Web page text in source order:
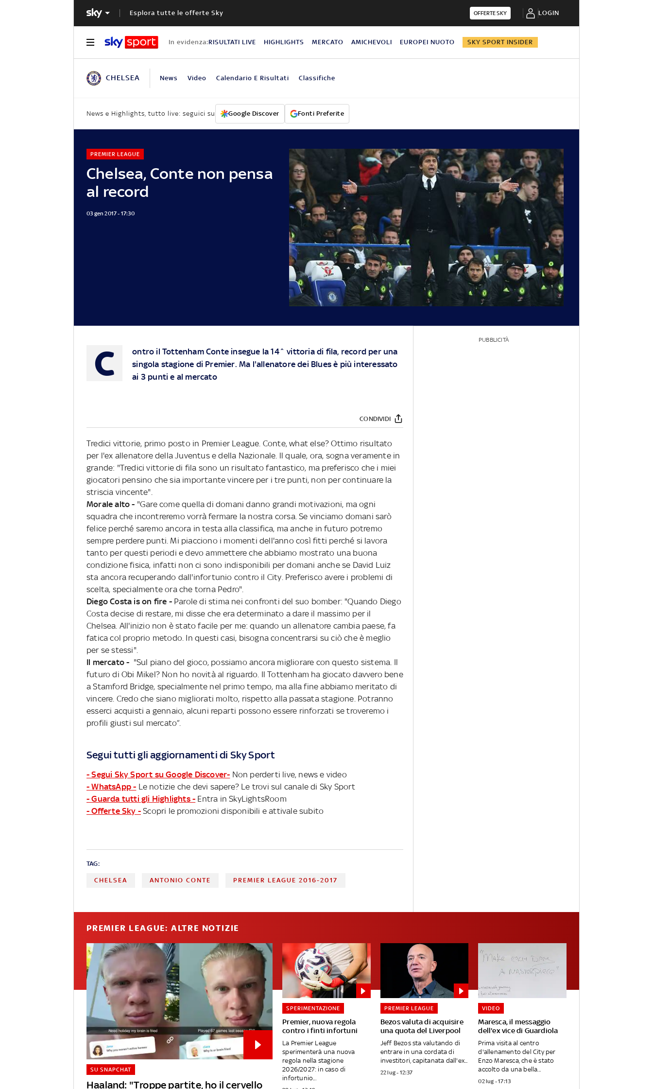
Esplora tutte le offerte Sky OFFERTE SKY LOGIN
In evidenza:RISULTATI LIVE HIGHLIGHTS MERCATO AMICHEVOLI EUROPEI NUOTO SKY SPORT INSIDER
CHELSEA News Video Calendario E Risultati Classifiche
News e Highlights, tutto live: seguici su Google Discover Fonti Preferite
Chelsea, Conte non pensa
al record
PREMIER LEAGUE
03 gen 2017 - 17:30
C
ontro il Tottenham Conte insegue la 14^ vittoria di fila, record per una
singola stagione di Premier. Ma l'allenatore dei Blues è più interessato
ai 3 punti e al mercato
CONDIVIDI
Tredici vittorie, primo posto in Premier League. Conte, what else? Ottimo risultato
per l'ex allenatore della Juventus e della Nazionale. ll quale, ora, sogna veramente in
grande: "Tredici vittorie di fila sono un risultato fantastico, ma preferisco che i miei
giocatori pensino che sia importante vincere per i tre punti, non per continuare la
striscia vincente".
Morale alto - "Gare come quella di domani danno grandi motivazioni, ma ogni
squadra che incontreremo vorrà fermare la nostra corsa. Se vinciamo domani sarò
felice perché saremo ancora in testa alla classifica, ma anche in futuro potremo
sempre perdere punti. Mi piacciono i momenti dell'anno così fitti perché si lavora
tanto per questi periodi e devo ammettere che abbiamo mostrato una buona
condizione fisica, infatti non ci sono indisponibili per domani anche se David Luiz
sta ancora recuperando dall'infortunio contro il City. Preferisco avere i problemi di
scelta, specialmente ora che torna Pedro".
Diego Costa is on fire -Parole di stima nei confronti del suo bomber: "Quando Diego
Costa decise di restare, mi disse che era determinato a dare il massimo per il
Chelsea. All'inizio non è stato facile per me: quando un allenatore cambia paese, fa
fatica col proprio metodo. In questi casi, bisogna concentrarsi su ciò che è meglio
per se stessi".
Il mercato - "Sul piano del gioco, possiamo ancora migliorare con questo sistema. Il
futuro di Obi Mikel? Non ho novità al riguardo. Il Tottenham ha giocato davvero bene
a Stamford Bridge, specialmente nel primo tempo, ma alla fine abbiamo meritato di
vincere. Credo che siano migliorati molto, rispetto alla passata stagione. Potranno
esserci acquisti a gennaio, alcuni reparti possono essere rinforzati se troveremo i
profili giusti sul mercato”.
Segui tutti gli aggiornamenti di Sky Sport
- Segui Sky Sport su Google Discover- Non perderti live, news e video
- WhatsApp - Le notizie che devi sapere? Le trovi sul canale di Sky Sport
- Guarda tutti gli Highlights - Entra in SkyLightsRoom
- Offerte Sky - Scopri le promozioni disponibili e attivale subito
TAG:
CHELSEA ANTONIO CONTE PREMIER LEAGUE 2016-2017
PUBBLICITÀ
PREMIER LEAGUE: ALTRE NOTIZIE
Haaland: "Troppe partite, ho il cervello
SU SNAPCHAT
Premier, nuova regola
contro i finti infortuni
SPERIMENTAZIONE
La Premier League
sperimenterà una nuova
regola nella stagione
2026/2027: in caso di
infortunio...
Bezos valuta di acquisire
una quota del Liverpool
PREMIER LEAGUE
Jeff Bezos sta valutando di
entrare in una cordata di
investitori, capitanata dall'ex...
22 lug - 12:37
Maresca, il messaggio
dell'ex vice di Guardiola
VIDEO
Prima visita al centro
d'allenamento del City per
Enzo Maresca, che è stato
accolto da una bella...
02 lug - 17:13